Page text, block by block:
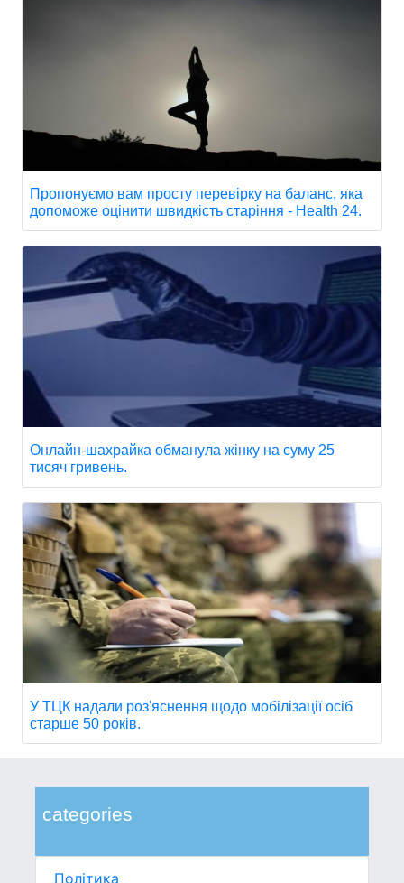
categories
Політика
Пропонуємо вам просту перевірку на баланс, яка
допоможе оцінити швидкість старіння - Health 24.
Онлайн-шахрайка обманула жінку на суму 25
тисяч гривень.
У ТЦК надали роз'яснення щодо мобілізації осіб
старше 50 років.